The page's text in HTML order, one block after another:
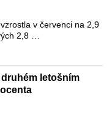
v červenci na 2,9
2,8 …
letošním